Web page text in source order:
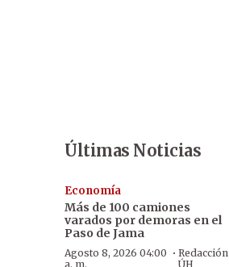
Últimas Noticias
Economía
Más de 100 camiones
varados por demoras en el
Paso de Jama
Agosto 8, 2026 04:00
a. m.
· Redacción
ÚH